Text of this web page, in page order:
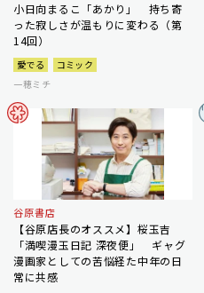
小日向まるこ「あかり」 持ち寄
った寂しさが温もりに変わる（第
14回）
愛でる
コミック
一穂ミチ
谷原書店
【谷原店長のオススメ】桜玉吉
「満喫漫玉日記 深夜便」 ギャグ
漫画家としての苦悩経た中年の日
常に共感